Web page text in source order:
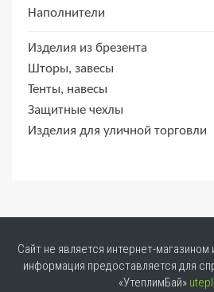
Наполнители
Изделия из брезента
Шторы, завесы
Тенты, навесы
Защитные чехлы
Изделия для уличной торговли
Сайт не является интернет-
информация предоставляется для
«УтеплимБай»